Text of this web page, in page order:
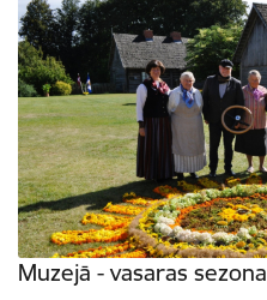
Muzejā - vasaras sezona